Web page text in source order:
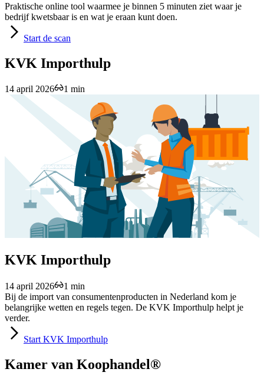
Praktische online tool waarmee je binnen 5 minuten ziet waar je
bedrijf kwetsbaar is en wat je eraan kunt doen.
Start de scan
KVK Importhulp
14 april 2026 1 min
KVK Importhulp
14 april 2026
1 min
Bij de import van consumentenproducten in Nederland kom je
belangrijke wetten en regels tegen. De KVK Importhulp helpt je
verder.
Start KVK Importhulp
Kamer van Koophandel®